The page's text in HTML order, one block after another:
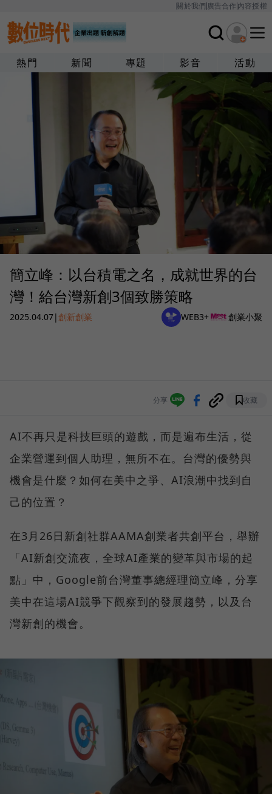
關於我們廣告合作內容授權
熱門 新聞 專題 影音 活動
簡立峰：以台積電之名，成就世界的台
灣！給台灣新創3個致勝策略
2025.04.07|創新創業 WEB3+ 創業小聚
分享 收藏
AI不再只是科技巨頭的遊戲，而是遍布生活，從
企業營運到個人助理，無所不在。台灣的優勢與
機會是什麼？如何在美中之爭、AI浪潮中找到自
己的位置？
在3月26日新創社群AAMA創業者共創平台，舉辦
「AI新創交流夜，全球AI產業的變革與市場的起
點」中，Google前台灣董事總經理簡立峰，分享
美中在這場AI競爭下觀察到的發展趨勢，以及台
灣新創的機會。